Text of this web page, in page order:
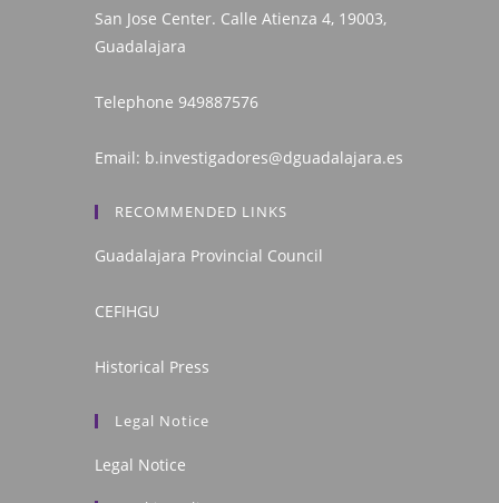
San Jose Center. Calle Atienza 4, 19003,
Guadalajara
Telephone 949887576
Email: b.investigadores@dguadalajara.es
RECOMMENDED LINKS
Guadalajara Provincial Council
CEFIHGU
Historical Press
Legal Notice
Legal Notice